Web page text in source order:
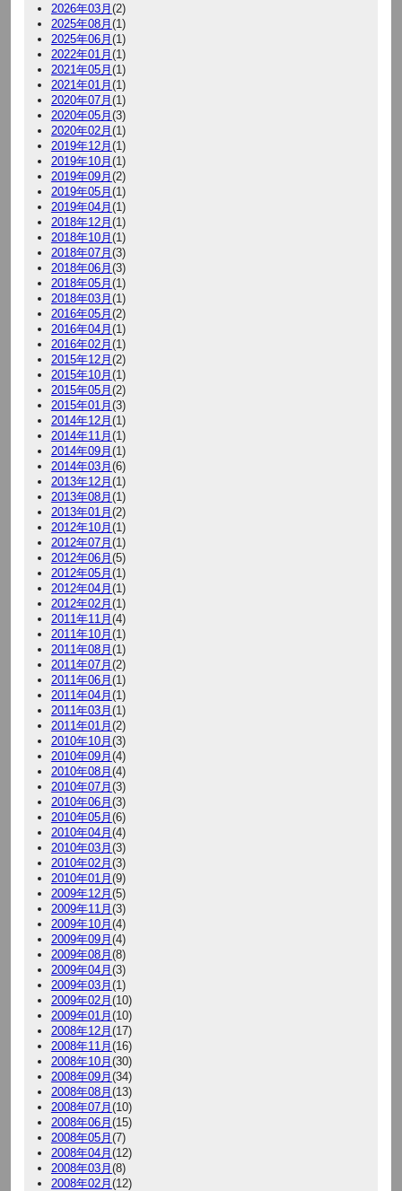
2026年03月(2)
2025年08月(1)
2025年06月(1)
2022年01月(1)
2021年05月(1)
2021年01月(1)
2020年07月(1)
2020年05月(3)
2020年02月(1)
2019年12月(1)
2019年10月(1)
2019年09月(2)
2019年05月(1)
2019年04月(1)
2018年12月(1)
2018年10月(1)
2018年07月(3)
2018年06月(3)
2018年05月(1)
2018年03月(1)
2016年05月(2)
2016年04月(1)
2016年02月(1)
2015年12月(2)
2015年10月(1)
2015年05月(2)
2015年01月(3)
2014年12月(1)
2014年11月(1)
2014年09月(1)
2014年03月(6)
2013年12月(1)
2013年08月(1)
2013年01月(2)
2012年10月(1)
2012年07月(1)
2012年06月(5)
2012年05月(1)
2012年04月(1)
2012年02月(1)
2011年11月(4)
2011年10月(1)
2011年08月(1)
2011年07月(2)
2011年06月(1)
2011年04月(1)
2011年03月(1)
2011年01月(2)
2010年10月(3)
2010年09月(4)
2010年08月(4)
2010年07月(3)
2010年06月(3)
2010年05月(6)
2010年04月(4)
2010年03月(3)
2010年02月(3)
2010年01月(9)
2009年12月(5)
2009年11月(3)
2009年10月(4)
2009年09月(4)
2009年08月(8)
2009年04月(3)
2009年03月(1)
2009年02月(10)
2009年01月(10)
2008年12月(17)
2008年11月(16)
2008年10月(30)
2008年09月(34)
2008年08月(13)
2008年07月(10)
2008年06月(15)
2008年05月(7)
2008年04月(12)
2008年03月(8)
2008年02月(12)